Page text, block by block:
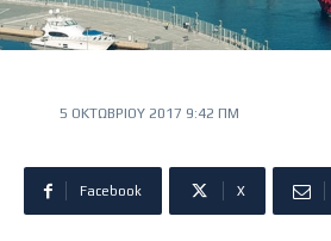
5 ΟΚΤΩΒΡΊΟΥ 2017 9:42 ΠΜ
Facebook X